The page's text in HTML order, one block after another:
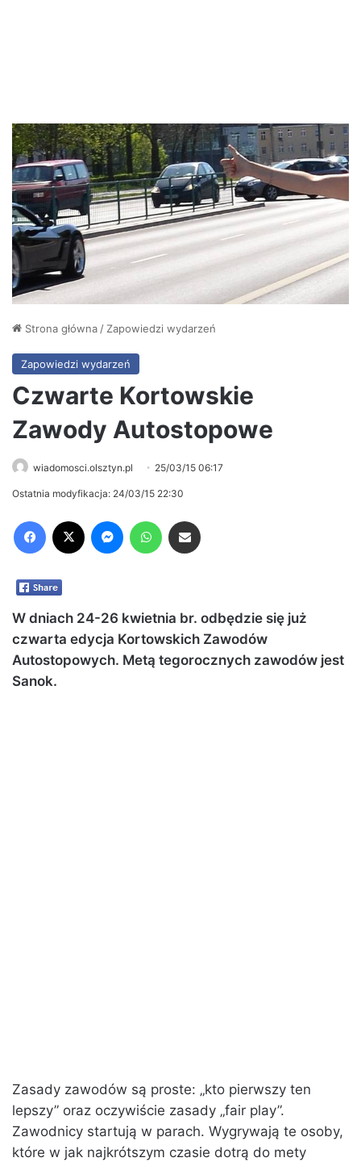
Strona główna / Zapowiedzi wydarzeń
Zapowiedzi wydarzeń
Czwarte Kortowskie
Zawody Autostopowe
wiadomosci.olsztyn.pl 25/03/15 06:17
Ostatnia modyfikacja: 24/03/15 22:30
W dniach 24-26 kwietnia br. odbędzie się już
czwarta edycja Kortowskich Zawodów
Autostopowych. Metą tegorocznych zawodów jest
Sanok.
Zasady zawodów są proste: „kto pierwszy ten
lepszy” oraz oczywiście zasady „fair play”.
Zawodnicy startują w parach. Wygrywają te osoby,
które w jak najkrótszym czasie dotrą do mety